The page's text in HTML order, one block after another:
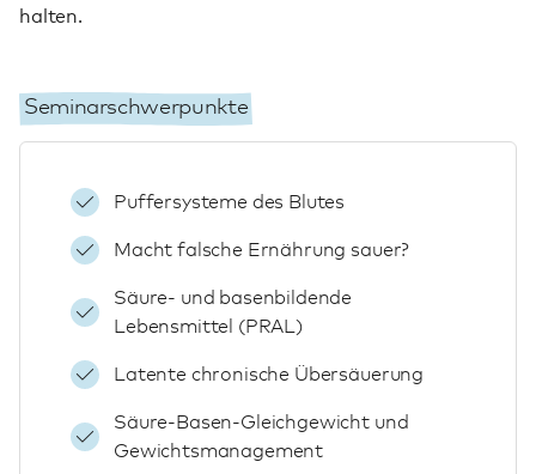
halten.
Seminarschwerpunkte
Puffersysteme des Blutes
Macht falsche Ernährung sauer?
Säure- und basenbildende
Lebensmittel (PRAL)
Latente chronische Übersäuerung
Säure-Basen-Gleichgewicht und
Gewichtsmanagement